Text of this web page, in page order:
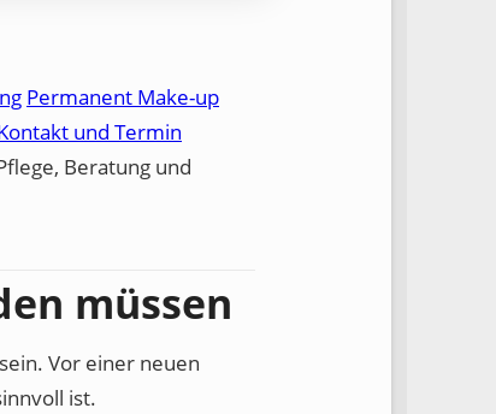
Permanent Make-up
und Termin
Beratung und
müssen
Vor einer neuen
ist.